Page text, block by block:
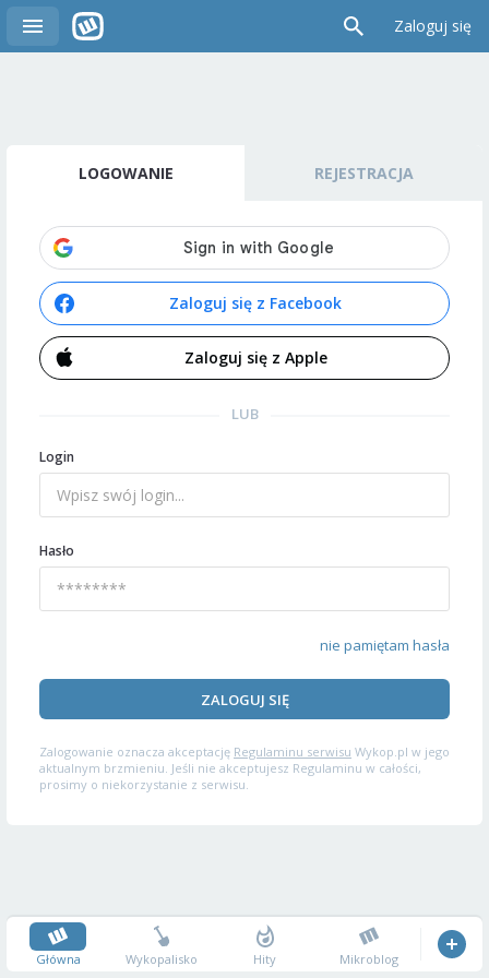
Zaloguj się
LOGOWANIE REJESTRACJA
Zaloguj się z Facebook
Zaloguj się z Apple
LUB
Login
Hasło
nie pamiętam hasła
ZALOGUJ SIĘ
Zalogowanie oznacza akceptację Regulaminu serwisu Wykop.pl w jego
aktualnym brzmieniu. Jeśli nie akceptujesz Regulaminu w całości,
prosimy o niekorzystanie z serwisu.
Główna Wykopalisko Hity Mikroblog